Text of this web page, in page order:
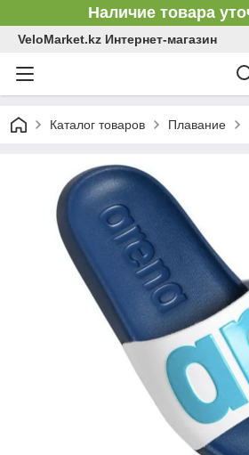
Наличие товара
VeloMarket.kz Интернет-магазин
Каталог товаров Плавание